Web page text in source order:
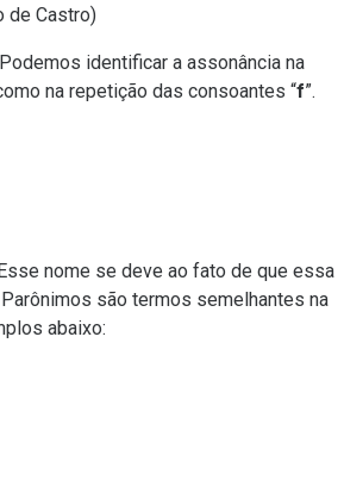
de Castro)
identificar a assonância na
na repetição das consoantes “f”.
nome se deve ao fato de que essa
são termos semelhantes na
abaixo: